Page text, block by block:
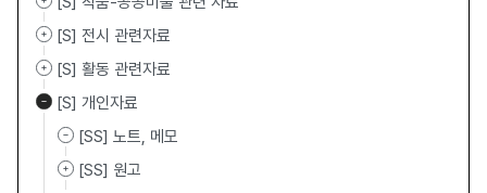
[S] 전시 관련자료
[S] 활동 관련자료
[S] 개인자료
[SS] 노트, 메모
[SS] 원고